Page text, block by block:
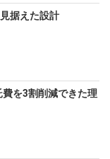
据えた設計
を3割削減できた理